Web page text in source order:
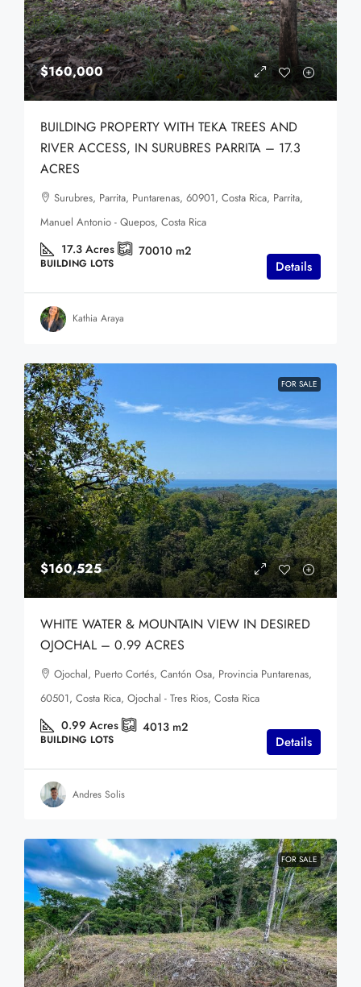
$160,000
BUILDING PROPERTY WITH TEKA TREES AND
RIVER ACCESS, IN SURUBRES PARRITA – 17.3
ACRES
Surubres, Parrita, Puntarenas, 60901, Costa Rica, Parrita,
Manuel Antonio - Quepos, Costa Rica
17.3 Acres 70010 m2
BUILDING LOTS Details
Kathia Araya
FOR SALE
$160,525
WHITE WATER & MOUNTAIN VIEW IN DESIRED
OJOCHAL – 0.99 ACRES
Ojochal, Puerto Cortés, Cantón Osa, Provincia Puntarenas,
60501, Costa Rica, Ojochal - Tres Rios, Costa Rica
0.99 Acres 4013 m2
BUILDING LOTS Details
Andres Solis
FOR SALE